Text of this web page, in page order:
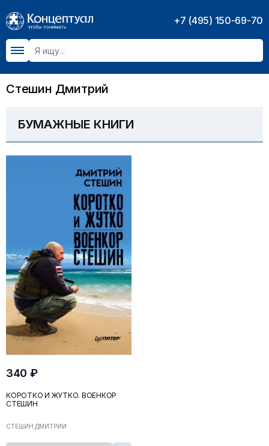
+7 (495) 150-69-70
Стешин Дмитрий
БУМАЖНЫЕ КНИГИ
340 ₽
КОРОТКО И ЖУТКО. ВОЕНКОР
СТЕШИН
СТЕШИН ДМИТРИЙ